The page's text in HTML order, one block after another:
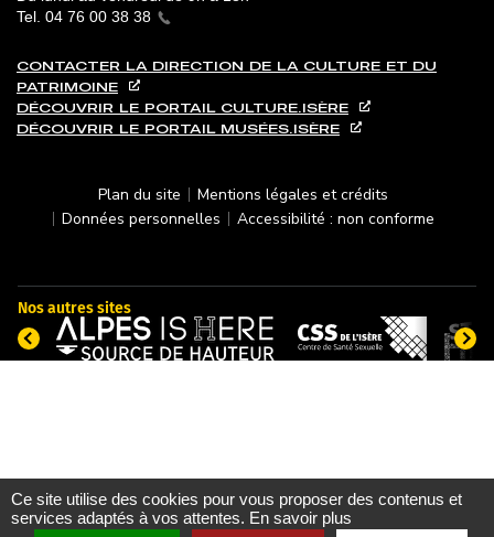
Ce site utilise des cookies pour vous proposer des contenus et
services adaptés à vos attentes. En savoir plus
Tel. 04 76 00 38 38
CONTACTER LA DIRECTION DE LA CULTURE ET DU
PATRIMOINE
DÉCOUVRIR LE PORTAIL CULTURE.ISÈRE
DÉCOUVRIR LE PORTAIL MUSÉES.ISÈRE
PIED DE PAGE
Plan du site
Mentions légales et crédits
Données personnelles
Accessibilité : non conforme
Nos autres sites